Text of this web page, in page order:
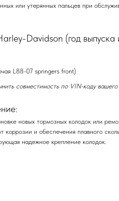
или утерянных пальцев при
Davidson (год выпуска
L88-07 springers front)
совместимость по VIN-коду вашего
новых тормозных колодок или
и обеспечения плавного
надежное крепление колодок.